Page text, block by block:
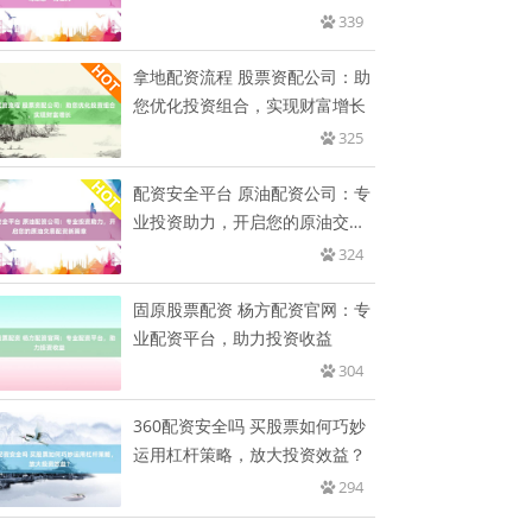
339
拿地配资流程 股票资配公司：助
您优化投资组合，实现财富增长
325
配资安全平台 原油配资公司：专
业投资助力，开启您的原油交易
324
固原股票配资 杨方配资官网：专
业配资平台，助力投资收益
304
360配资安全吗 买股票如何巧妙
运用杠杆策略，放大投资效益？
294